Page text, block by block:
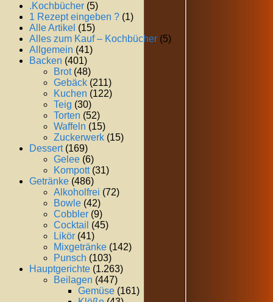
.Kochbücher (5)
1 Rezept eingeben ? (1)
Alle Artikel (15)
Alles zum Kauf – Kochbücher (5)
Allgemein (41)
Backen (401)
Brot(48)
Gebäck (211)
Kuchen (122)
Teig (30)
Torten (52)
Waffeln (15)
Zuckerwerk (15)
Dessert(169)
Gelee (6)
Kompott(31)
Getränke (486)
Alkoholfrei (72)
Bowle (42)
Cobbler (9)
Cocktail (45)
Likör (41)
Mixgetränke (142)
Punsch (103)
Hauptgerichte (1.263)
Beilagen (447)
Gemüse (161)